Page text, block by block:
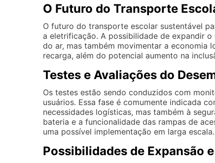
O Futuro do Transporte
O futuro do transporte escolar sustentável
a eletrificação. A possibilidade de expandir
do ar, mas também movimentar a economia
recarga, além do potencial aumento na
Testes e Avaliações do
Os testes estão sendo conduzidos com
usuários. Essa fase é comumente indicada
necessidades logísticas, mas também à
bateria e a funcionalidade das rampas de
uma possível implementação em larga escala.
Possibilidades de Expansão